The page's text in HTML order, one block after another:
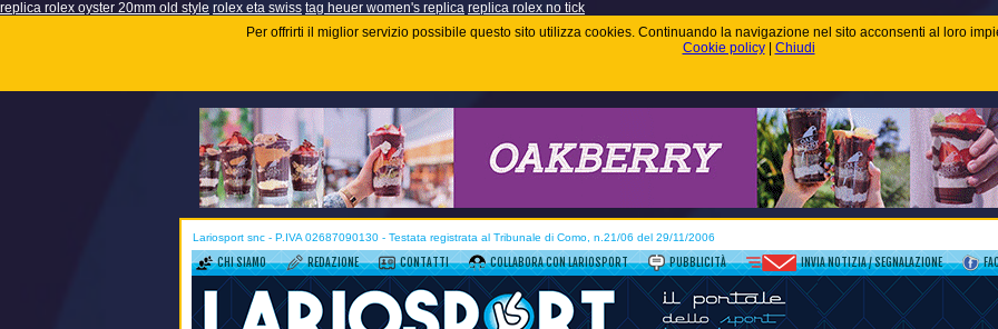
replica rolex oyster 20mm old style rolex eta swiss tag heuer women's replica replica rolex no tick
Per offrirti il miglior servizio possibile questo sito utilizza cookies. Continuando la navigazione nel sito acconsenti al loro
Cookie policy| Chiudi
Lariosport snc - P.IVA 02687090130 - Testata registrata al Tribunale di Como, n.21/06 del 29/11/2006
CHI SIAMO REDAZIONE CONTATTI COLLABORA CON LARIOSPORT PUBBLICITÀ INVIA NOTIZIA / SEGNALAZIONE